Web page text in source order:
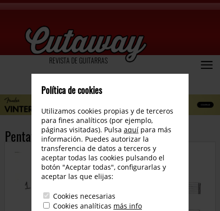
REVISTA DE GUITARRAS
Pentatónica II 3ª menor arriba
Política de cookies
Utilizamos cookies propias y de terceros
para fines analíticos (por ejemplo,
páginas visitadas). Pulsa aquí para más
información. Puedes autorizar la
transferencia de datos a terceros y
aceptar todas las cookies pulsando el
botón "Aceptar todas", configurarlas y
aceptar las que elijas:
Cookies necesarias
Cookies analíticas más info